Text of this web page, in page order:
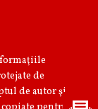
de
de autor şi